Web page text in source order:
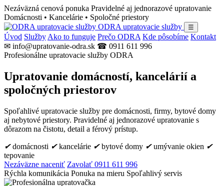
Nezáväzná cenová ponuka Pravidelné aj jednorazové upratovanie
Domácnosti • Kancelárie • Spoločné priestory
ODRA upratovacie služby
☰
Úvod Služby Ako to funguje Prečo ODRA Kde pôsobíme Kontakt
✉ info@upratovanie-odra.sk ☎ 0911 611 996
Profesionálne upratovacie služby ODRA
Upratovanie domácností, kancelárií a
spoločných priestorov
Spoľahlivé upratovacie služby pre domácnosti, firmy, bytové domy
aj nebytové priestory. Pravidelné aj jednorazové upratovanie s
dôrazom na čistotu, detail a férový prístup.
✔domácnosti ✔kancelárie ✔bytové domy ✔umývanie okien ✔
tepovanie
Nezáväzne naceniť Zavolať 0911 611 996
Rýchla komunikácia Ponuka na mieru Spoľahlivý servis